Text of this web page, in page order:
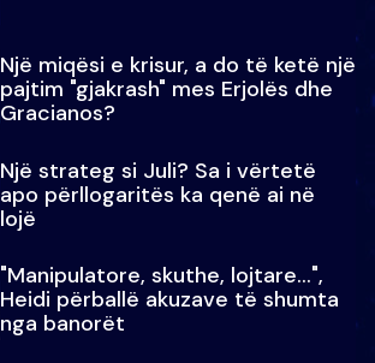
Një miqësi e krisur, a do të ketë një
pajtim "gjakrash" mes Erjolës dhe
Gracianos?
Një strateg si Juli? Sa i vërtetë
apo përllogaritës ka qenë ai në
lojë
"Manipulatore, skuthe, lojtare...",
Heidi përballë akuzave të shumta
nga banorët